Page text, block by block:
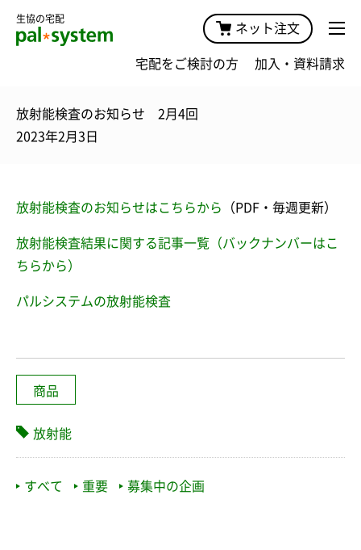
生協の宅配
ネット注文
宅配をご検討の方 加入・資料請求
放射能検査のお知らせ 2月4回
2023年2月3日
放射能検査のお知らせはこちらから （PDF・毎週更新）
放射能検査結果に関する記事一覧（バックナンバーはこ
ちらから）
パルシステムの放射能検査
商品
放射能
すべて 重要 募集中の企画